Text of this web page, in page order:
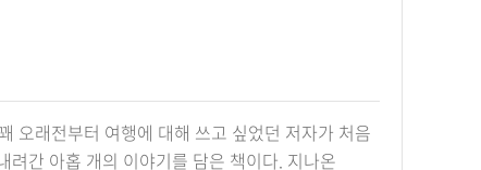
오래전부터 여행에 대해 쓰고 싶었던 저자가 처음
간 아홉 개의 이야기를 담은 책이다. 지나온